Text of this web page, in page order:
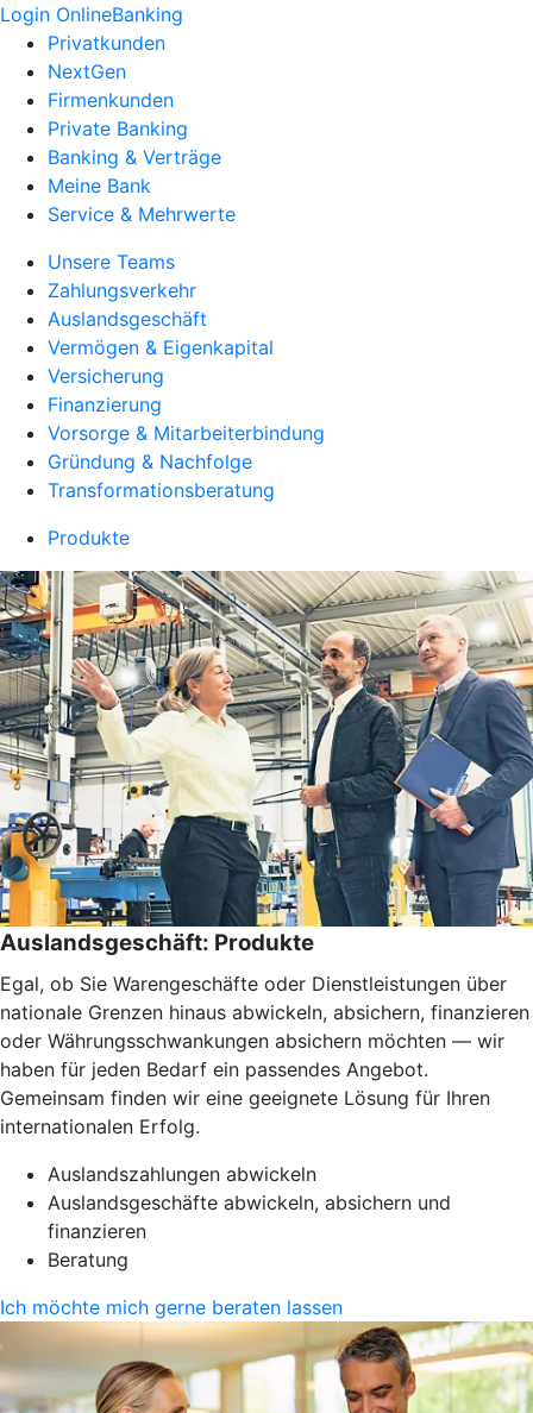
Login OnlineBanking
Privatkunden
NextGen
Firmenkunden
Private Banking
Banking & Verträge
Meine Bank
Service & Mehrwerte
Unsere Teams
Zahlungsverkehr
Auslandsgeschäft
Vermögen & Eigenkapital
Versicherung
Finanzierung
Vorsorge & Mitarbeiterbindung
Gründung & Nachfolge
Transformationsberatung
Produkte
Auslandsgeschäft: Produkte
Egal, ob Sie Warengeschäfte oder Dienstleistungen über
nationale Grenzen hinaus abwickeln, absichern, finanzieren
oder Währungsschwankungen absichern möchten — wir
haben für jeden Bedarf ein passendes Angebot.
Gemeinsam finden wir eine geeignete Lösung für Ihren
internationalen Erfolg.
Auslandszahlungen abwickeln
Auslandsgeschäfte abwickeln, absichern und
finanzieren
Beratung
Ich möchte mich gerne beraten lassen